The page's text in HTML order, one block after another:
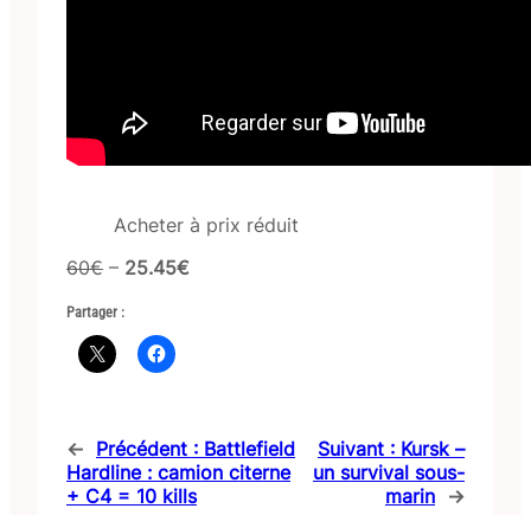
Acheter à prix réduit
60€ – 25.45€
Partager :
← Précédent : Battlefield
Hardline : camion citerne
+ C4 = 10 kills
Suivant : Kursk –
un survival sous-
marin →